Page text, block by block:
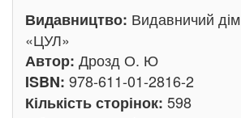
Видавництво: Видавничий дім
«ЦУЛ»
Автор: Дрозд О. Ю
ISBN: 978-611-01-2816-2
Кількість сторінок: 598